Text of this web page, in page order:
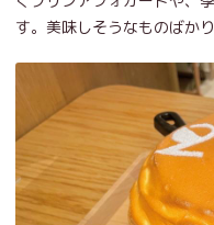
す。美味しそうなものばか